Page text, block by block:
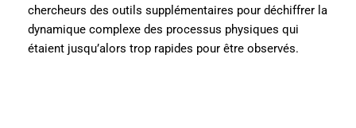
chercheurs des outils supplémentaires pour déchiffrer la
dynamique complexe des processus physiques qui
étaient jusqu’alors trop rapides pour être observés.